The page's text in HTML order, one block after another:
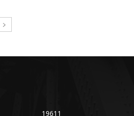
19611